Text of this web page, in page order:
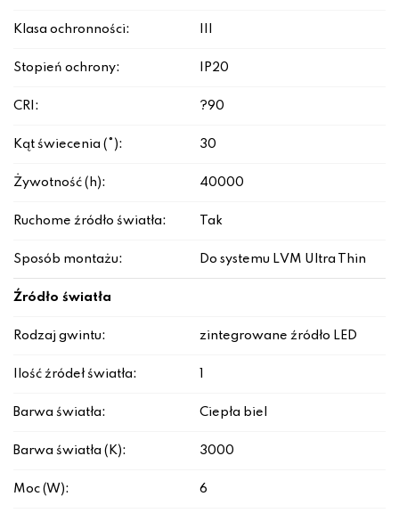
Klasa ochronności:
Stopień ochrony: IP20
CRI: ?90
Kąt świecenia (°): 30
Żywotność (h): 40000
Ruchome źródło światła: Tak
Sposób montażu: Do systemu LVM Ultra Thin
Źródło światła
Rodzaj gwintu: zintegrowane źródło LED
Ilość źródeł światła:
Barwa światła: Ciepła biel
Barwa światła (K): 3000
Moc (W): 6